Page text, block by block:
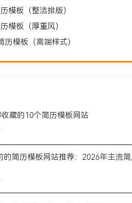
模板（整洁排版）
模板（厚重风）
模板（高端样式）
藏的10个简历模板网站
的简历模板网站推荐：2026年主流